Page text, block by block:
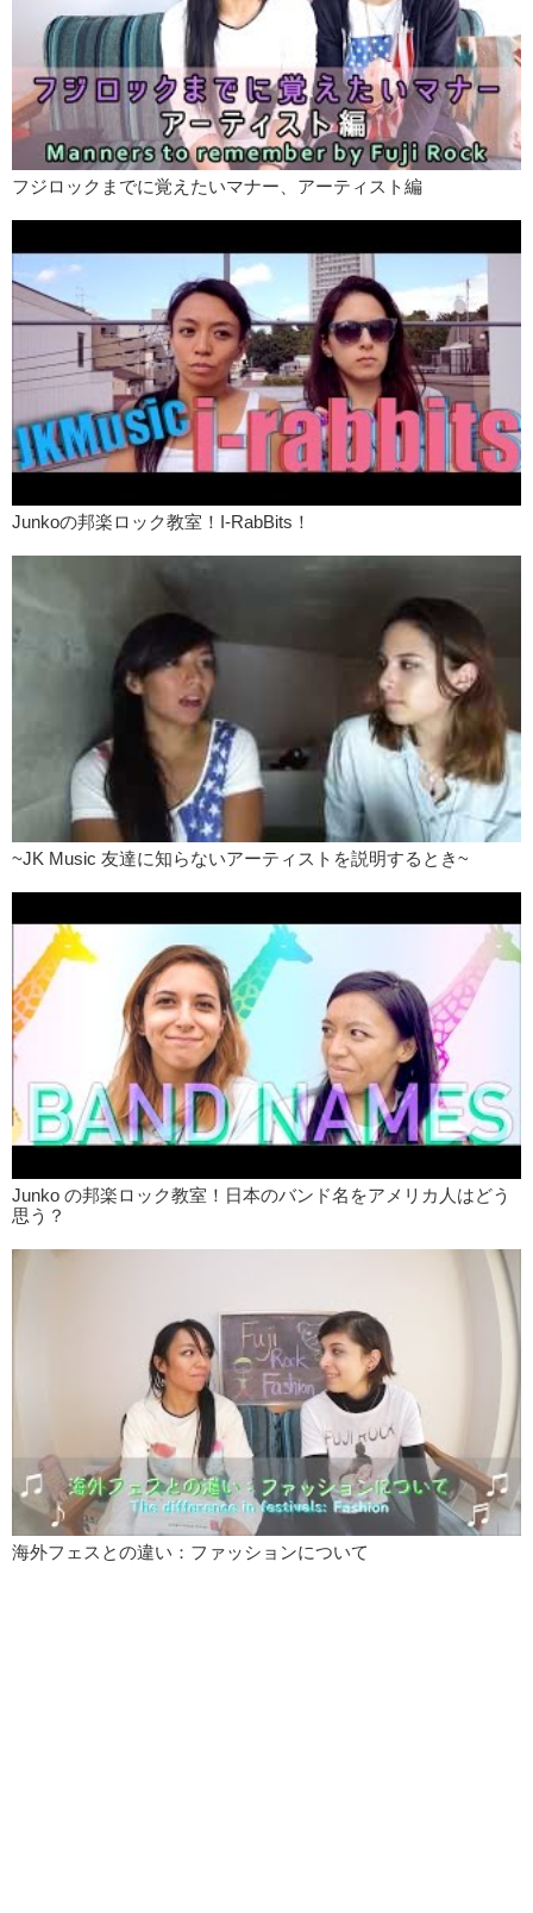
フジロックまでに覚えたいマナー、アーティスト編
Junkoの邦楽ロック教室！I-RabBits！
~JK Music 友達に知らないアーティストを説明するとき~
Junko の邦楽ロック教室！日本のバンド名をアメリカ人はどう
思う？
海外フェスとの違い：ファッションについて